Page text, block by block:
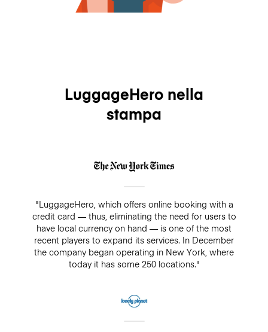
LuggageHero nella
stampa
"LuggageHero, which offers online booking with a
credit card — thus, eliminating the need for users to
have local currency on hand — is one of the most
recent players to expand its services. In December
the company began operating in New York, where
today it has some 250 locations."